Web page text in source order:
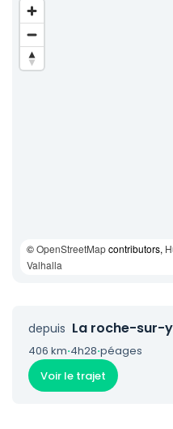
©OpenStreetMapcontributors,
Valhalla
depuis La roche-sur-
406 km·4h28·péages
Voir le trajet